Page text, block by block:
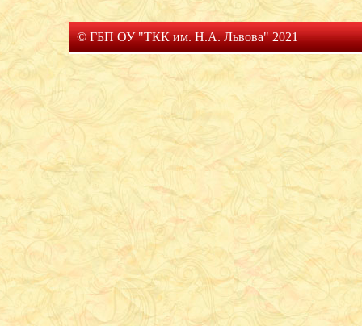
© ГБП ОУ "ТКК им. Н.А. Львова" 2021